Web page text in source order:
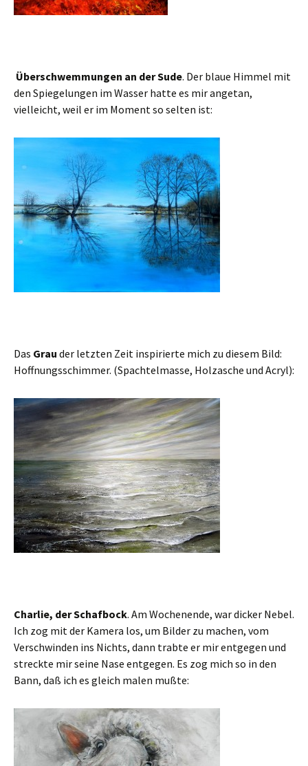
Überschwemmungen an der Sude. Der blaue Himmel mit
den Spiegelungen im Wasser hatte es mir angetan,
vielleicht, weil er im Moment so selten ist:
Das Grau der letzten Zeit inspirierte mich zu diesem Bild:
Hoffnungsschimmer. (Spachtelmasse, Holzasche und Acryl):
Charlie, der Schafbock. Am Wochenende, war dicker Nebel.
Ich zog mit der Kamera los, um Bilder zu machen, vom
Verschwinden ins Nichts, dann trabte er mir entgegen und
streckte mir seine Nase entgegen. Es zog mich so in den
Bann, daß ich es gleich malen mußte: